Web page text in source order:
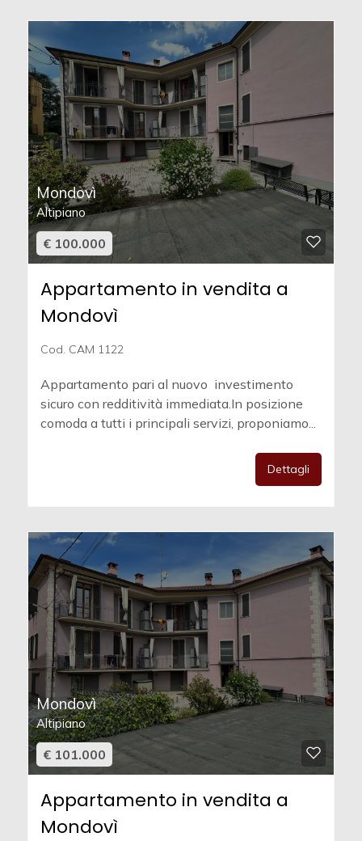
Mondovì
Altipiano
€ 100.000
Appartamento in vendita a
Mondovì
Cod. CAM 1122
Appartamento pari al nuovo  investimento
sicuro con redditività immediata.In posizione
comoda a tutti i principali servizi, proponiamo...
Dettagli
Mondovì
Altipiano
€ 101.000
Appartamento in vendita a
Mondovì